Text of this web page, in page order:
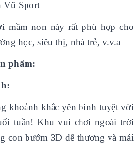
Vũ Sport
mầm non này rất phù hợp cho
học, siêu thị, nhà trẻ, v.v.a
phẩm:
khoảnh khắc yên bình tuyệt vời
tuần! Khu vui chơi ngoài trời
con bướm 3D dễ thương và mái